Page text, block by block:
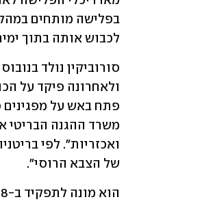
לכבוש אותה בתוך
של הצבא הרוסי".